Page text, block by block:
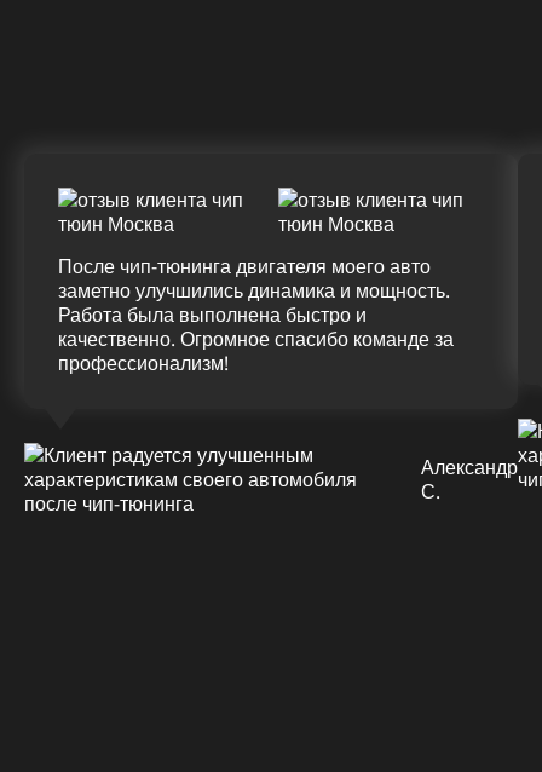
После чип-тюнинга двигателя моего авто
заметно улучшились динамика и мощность.
Работа была выполнена быстро и
качественно. Огромное спасибо команде за
профессионализм!
Александр
С.